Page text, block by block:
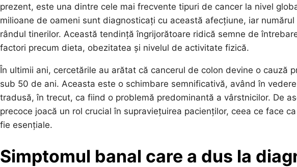
prezent, este una dintre cele mai frecvente tipuri de cancer la nivel
milioane de oameni sunt diagnosticați cu această afecțiune, iar
rândul tinerilor. Această tendință îngrijorătoare ridică semne de
factori precum dieta, obezitatea și nivelul de activitate fizică.
În ultimii ani, cercetările au arătat că cancerul de colon devine o cauză
sub 50 de ani. Aceasta este o schimbare semnificativă, având în
tradusă, în trecut, ca fiind o problemă predominantă a vârstnicilor. De
precoce joacă un rol crucial în supraviețuirea pacienților, ceea ce face
fie esențiale.
Simptomul banal care a dus la